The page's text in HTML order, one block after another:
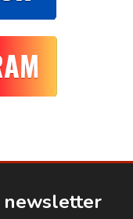
newsletter